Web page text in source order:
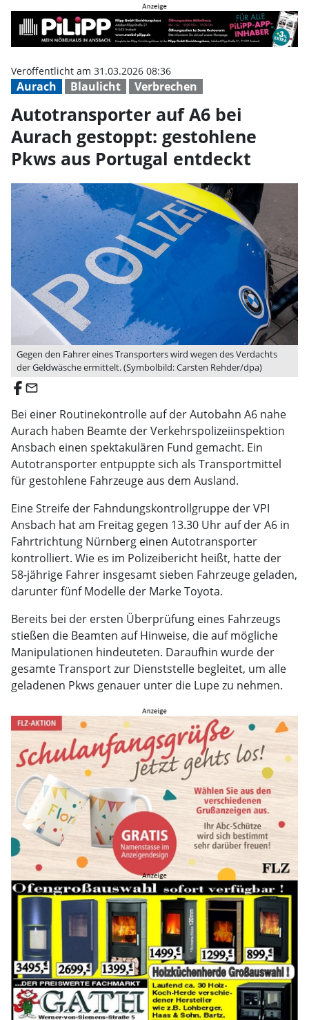
Autotransporter auf A6 bei
Aurach Blaulicht Verbrechen
Veröffentlicht am 31.03.2026 08:36
Autotransporter auf A6 bei
Aurach gestoppt: gestohlene
Pkws aus Portugal entdeckt
Gegen den Fahrer eines Transporters wird wegen des Verdachts
der Geldwäsche ermittelt. (Symbolbild: Carsten Rehder/dpa)
email
Bei einer Routinekontrolle auf der Autobahn A6 nahe
Aurach haben Beamte der Verkehrspolizeiinspektion
Ansbach einen spektakulären Fund gemacht. Ein
Autotransporter entpuppte sich als Transportmittel
für gestohlene Fahrzeuge aus dem Ausland.
Eine Streife der Fahndungskontrollgruppe der VPI
Ansbach hat am Freitag gegen 13.30 Uhr auf der A6 in
Fahrtrichtung Nürnberg einen Autotransporter
kontrolliert. Wie es im Polizeibericht heißt, hatte der
58-jährige Fahrer insgesamt sieben Fahrzeuge geladen,
darunter fünf Modelle der Marke Toyota.
Bereits bei der ersten Überprüfung eines Fahrzeugs
stießen die Beamten auf Hinweise, die auf mögliche
Manipulationen hindeuteten. Daraufhin wurde der
gesamte Transport zur Dienststelle begleitet, um alle
geladenen Pkws genauer unter die Lupe zu nehmen.